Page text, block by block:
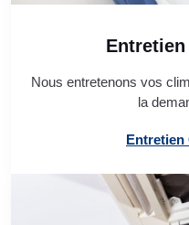
Nous entretenons vos
la
Entretien